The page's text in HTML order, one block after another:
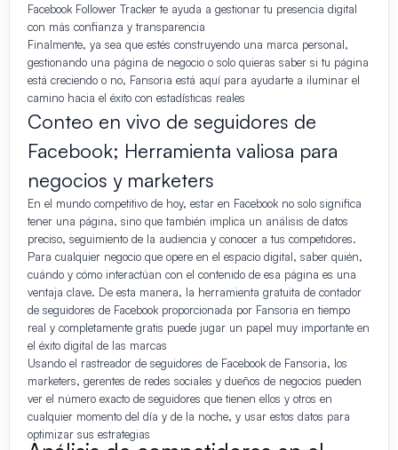
Facebook Follower Tracker te ayuda a gestionar tu presencia digital
con más confianza y transparencia
Finalmente, ya sea que estés construyendo una marca personal,
gestionando una página de negocio o solo quieras saber si tu página
está creciendo o no, Fansoria está aquí para ayudarte a iluminar el
camino hacia el éxito con estadísticas reales
Conteo en vivo de seguidores de
Facebook; Herramienta valiosa para
negocios y marketers
En el mundo competitivo de hoy, estar en Facebook no solo significa
tener una página, sino que también implica un análisis de datos
preciso, seguimiento de la audiencia y conocer a tus competidores.
Para cualquier negocio que opere en el espacio digital, saber quién,
cuándo y cómo interactúan con el contenido de esa página es una
ventaja clave. De esta manera, la herramienta gratuita de contador
de seguidores de Facebook proporcionada por Fansoria en tiempo
real y completamente gratis puede jugar un papel muy importante en
el éxito digital de las marcas
Usando el rastreador de seguidores de Facebook de Fansoria, los
marketers, gerentes de redes sociales y dueños de negocios pueden
ver el número exacto de seguidores que tienen ellos y otros en
cualquier momento del día y de la noche, y usar estos datos para
optimizar sus estrategias